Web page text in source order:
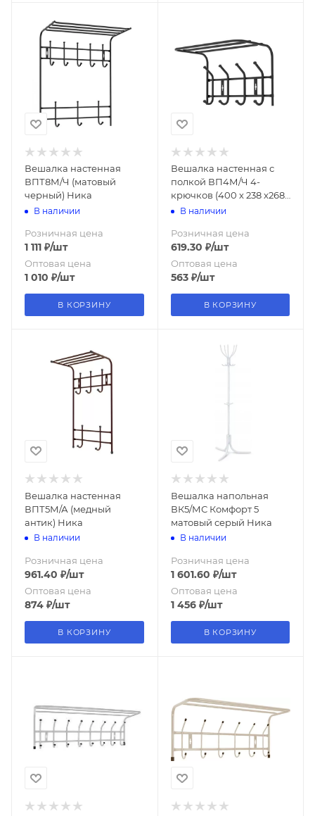
Вешалка настенная
ВПТ8М/Ч (матовый
черный) Ника
В наличии
Розничная цена
1 111 ₽/шт
Оптовая цена
1 010 ₽/шт
В КОРЗИНУ
Вешалка настенная с
полкой ВП4М/Ч 4-
крючков (400 х 238 х268
h мм.) матовый черный
В наличии
Розничная цена
619.30 ₽/шт
Оптовая цена
563₽/шт
В КОРЗИНУ
Вешалка настенная
ВПТ5М/А (медный
антик) Ника
В наличии
Розничная цена
961.40 ₽/шт
Оптовая цена
874 ₽/шт
В КОРЗИНУ
Вешалка напольная
ВК5/МС Комфорт 5
матовый серый Ника
В наличии
Розничная цена
1 601.60 ₽/шт
Оптовая цена
1 456₽/шт
В КОРЗИНУ